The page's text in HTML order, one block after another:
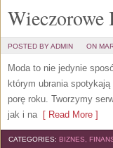
Wieczorowe
POSTED BY ADMIN ON
Moda to nie jedynie
którym ubrania
porę roku. Tworzymy
jak i na[ Read More ]
CATEGORIES: BIZNES,